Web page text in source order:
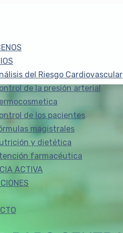
del Riesgo Cardiovascular
de la presión arterial
de los pacientes
magistrales
y dietética
farmacéutica
ACTIVA